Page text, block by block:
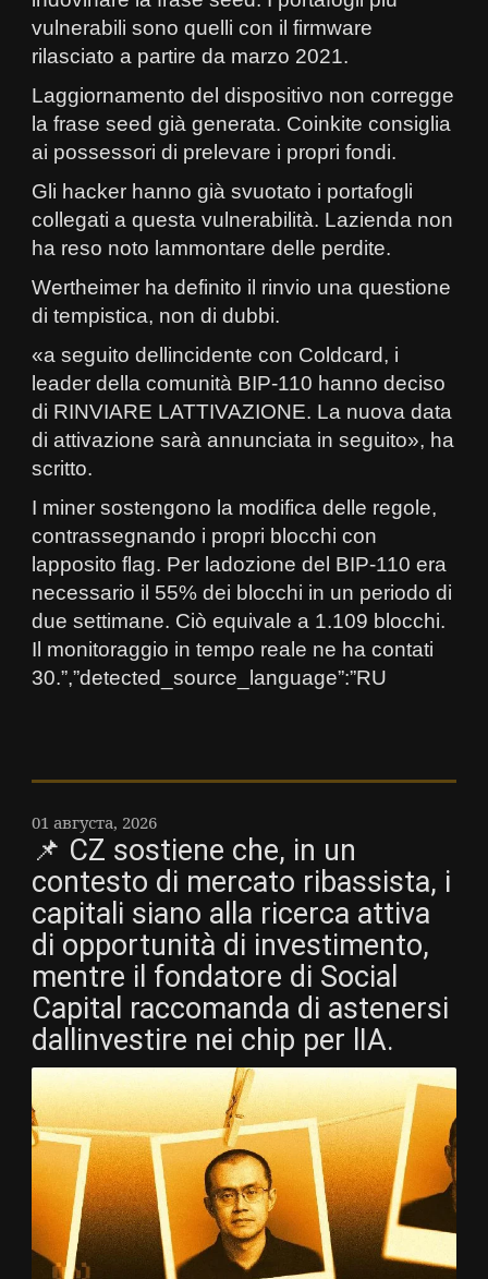
vulnerabili sono quelli con il firmware
rilasciato a partire da marzo 2021.
Laggiornamento del dispositivo non corregge
la frase seed già generata. Coinkite consiglia
ai possessori di prelevare i propri fondi.
Gli hacker hanno già svuotato i portafogli
collegati a questa vulnerabilità. Lazienda non
ha reso noto lammontare delle perdite.
Wertheimer ha definito il rinvio una questione
di tempistica, non di dubbi.
«a seguito dellincidente con Coldcard, i
leader della comunità BIP-110 hanno deciso
di RINVIARE LATTIVAZIONE. La nuova data
di attivazione sarà annunciata in seguito», ha
scritto.
I miner sostengono la modifica delle regole,
contrassegnando i propri blocchi con
lapposito flag. Per ladozione del BIP-110 era
necessario il 55% dei blocchi in un periodo di
due settimane. Ciò equivale a 1.109 blocchi.
Il monitoraggio in tempo reale ne ha contati
30.”,”detected_source_language”:”RU
01 августа, 2026
📌 CZ sostiene che, in un
contesto di mercato ribassista, i
capitali siano alla ricerca attiva
di opportunità di investimento,
mentre il fondatore di Social
Capital raccomanda di astenersi
dallinvestire nei chip per lIA.